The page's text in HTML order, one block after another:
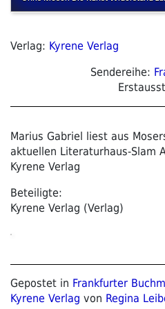
Verlag: Kyrene Verlag
Sendereihe:
Marius Gabriel liest aus
aktuellen Literaturhaus-Slam
Kyrene Verlag
Beteiligte:
Kyrene Verlag (Verlag)
Gepostet in Frankfurter
Kyrene Verlag von Regina